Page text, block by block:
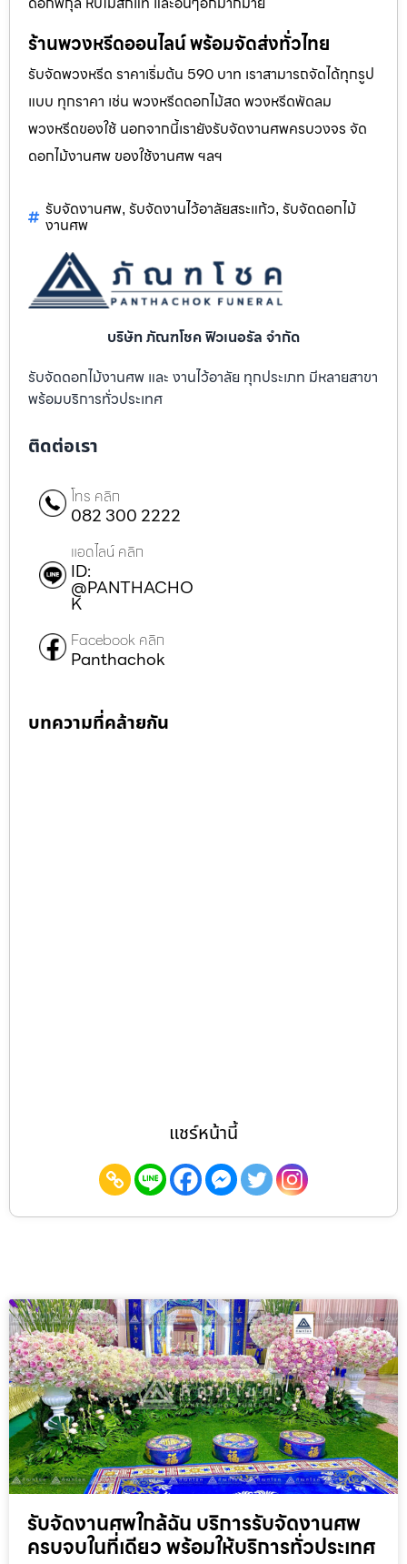
ร้านพวงหรีดออนไลน์ พร้อมจัดส่งทั่วไทย
รับจัดพวงหรีด ราคาเริ่มต้น 590 บาท เราสามารถจัดได้ทุกรูป
แบบ ทุกราคา เช่น พวงหรีดดอกไม้สด พวงหรีดพัดลม
พวงหรีดของใช้ นอกจากนี้เรายังรับจัดงานศพครบวงจร จัด
ดอกไม้งานศพ ของใช้งานศพ ฯลฯ
รับจัดงานศพ, รับจัดงานไว้อาลัยสระแก้ว, รับจัดดอกไม้
งานศพ
บริษัท ภัณฑโชค ฟิวเนอรัล จำกัด
รับจัดดอกไม้งานศพ และ งานไว้อาลัย ทุกประเภท มีหลายสาขา
พร้อมบริการทั่วประเทศ
ติดต่อเรา
โทร คลิก
082 300 2222
แอดไลน์ คลิก
ID:
@PANTHACHO
K
Facebook คลิก
Panthachok
บทความที่คล้ายกัน
แชร์หน้านี้
รับจัดงานศพใกล้ฉัน บริการรับจัดงานศพ
ครบจบในที่เดียว พร้อมให้บริการทั่วประเทศ